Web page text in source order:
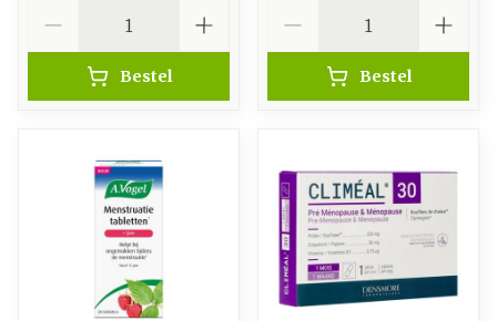
Bestel Bestel